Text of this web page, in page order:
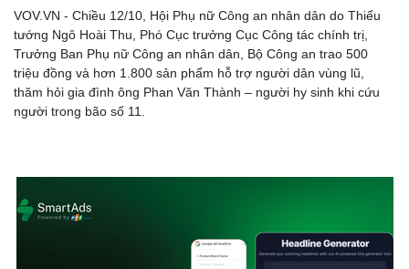
VOV.VN - Chiều 12/10, Hội Phụ nữ Công an nhân dân do Thiếu
tướng Ngô Hoài Thu, Phó Cục trưởng Cục Công tác chính trị,
Trưởng Ban Phụ nữ Công an nhân dân, Bộ Công an trao 500
triệu đồng và hơn 1.800 sản phẩm hỗ trợ người dân vùng lũ,
thăm hỏi gia đình ông Phan Văn Thành – người hy sinh khi cứu
người trong bão số 11.